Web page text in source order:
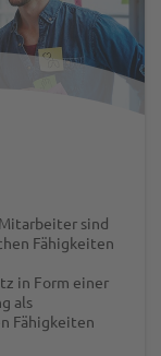
sind
Fähigkeiten
in Form einer
als
Fähigkeiten